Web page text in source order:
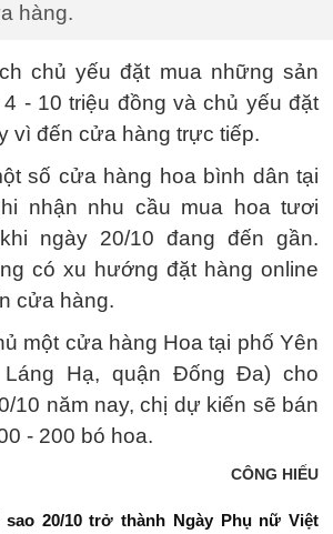
hàng.
chủ yếu đặt mua những sản
- 10 triệu đồng và chủ yếu đặt
vì đến cửa hàng trực tiếp.
số cửa hàng hoa bình dân tại
nhận nhu cầu mua hoa tươi
ngày 20/10 đang đến gần.
có xu hướng đặt hàng online
cửa hàng.
một cửa hàng Hoa tại phố Yên
Láng Hạ, quận Đống Đa) cho
10 năm nay, chị dự kiến sẽ bán
- 200 bó hoa.
CÔNG HIẾU
sao 20/10 trở thành Ngày Phụ nữ Việt